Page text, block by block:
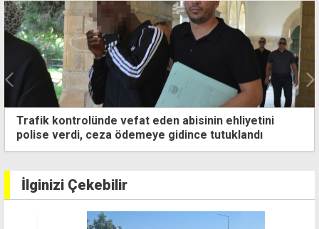
Ercan çevresindeki drone yasağına bir ay uzatma
İlginizi Çekebilir